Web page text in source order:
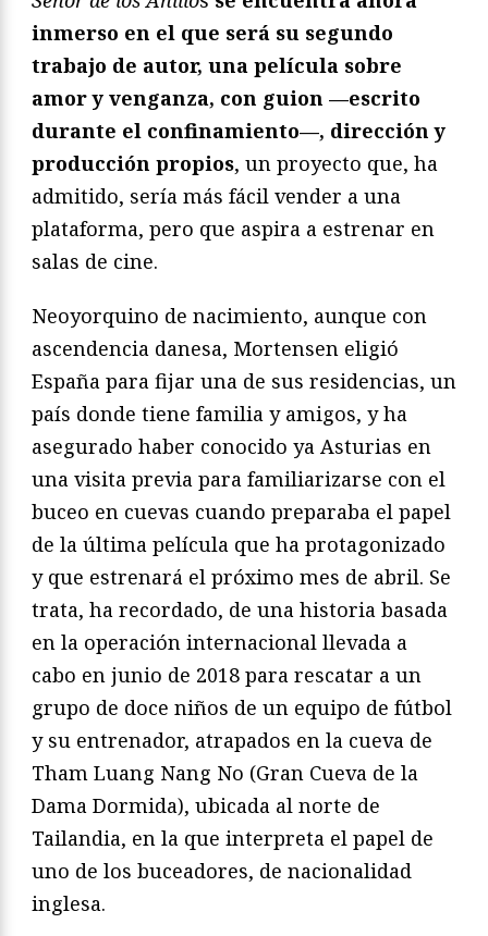
inmerso en el que será su segundo
trabajo de autor, una película sobre
amor y venganza, con guion —escrito
durante el confinamiento—, dirección y
producción propios, un proyecto que, ha
admitido, sería más fácil vender a una
plataforma, pero que aspira a estrenar en
salas de cine.
Neoyorquino de nacimiento, aunque con
ascendencia danesa, Mortensen eligió
España para fijar una de sus residencias, un
país donde tiene familia y amigos, y ha
asegurado haber conocido ya Asturias en
una visita previa para familiarizarse con el
buceo en cuevas cuando preparaba el papel
de la última película que ha protagonizado
y que estrenará el próximo mes de abril. Se
trata, ha recordado, de una historia basada
en la operación internacional llevada a
cabo en junio de 2018 para rescatar a un
grupo de doce niños de un equipo de fútbol
y su entrenador, atrapados en la cueva de
Tham Luang Nang No (Gran Cueva de la
Dama Dormida), ubicada al norte de
Tailandia, en la que interpreta el papel de
uno de los buceadores, de nacionalidad
inglesa.